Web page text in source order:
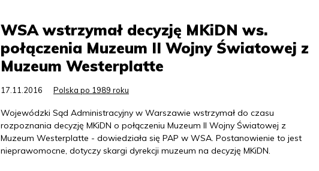
WSA wstrzymał decyzję MKiDN ws.
połączenia Muzeum II Wojny Światowej z
Muzeum Westerplatte
17.11.2016 Polska po 1989 roku
Wojewódzki Sąd Administracyjny w Warszawie wstrzymał do czasu
rozpoznania decyzję MKiDN o połączeniu Muzeum II Wojny Światowej z
Muzeum Westerplatte - dowiedziała się PAP w WSA. Postanowienie to jest
nieprawomocne, dotyczy skargi dyrekcji muzeum na decyzję MKiDN.